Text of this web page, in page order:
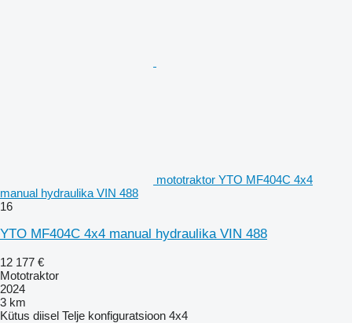
mototraktor YTO MF404C 4x4
manual hydraulika VIN 488
16
YTO MF404C 4x4 manual hydraulika VIN 488
12 177 €
Mototraktor
2024
3 km
Kütus diisel Telje konfiguratsioon 4x4